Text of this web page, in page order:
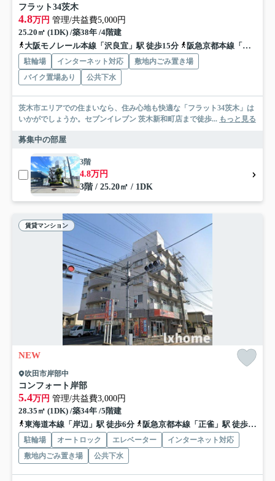
フラット34茨木
4.8万円 管理/共益費5,000円
25.20㎡ (1DK) /築38年 /4階建
大阪モノレール本線「沢良宜」駅 徒歩15分
阪急京都本線「南茨木」駅 徒歩19分
駐輪場 インターネット対応
敷地内ごみ置き場
バイク置場あり
公共下水
茨木市エリアでの住まいなら、住み心地も快適な「フラット34茨木」は
いかがでしょうか。セブンイレブン 茨木新和町店まで徒歩... もっと見る
募集中の部屋
3階
4.8万円
3階 / 25.20㎡ / 1DK
賃貸マンション
NEW
吹田市岸部中
コンフォート岸部
5.4万円 管理/共益費3,000円
28.35㎡ (1DK) /築34年 /5階建
東海道本線「岸辺」駅 徒歩6分
阪急京都本線「正雀」駅 徒歩21分
駐輪場 オートロック エレベーター
インターネット対応
敷地内ごみ置き場
公共下水